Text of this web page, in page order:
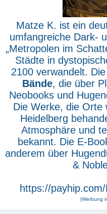
Matze K. ist ein
umfangreiche Dark-
„Metropolen im
Städte in
2100 verwandelt.
Bände, die über
Neobooks und
Die Werke, die Orte
Heidelberg
Atmosphäre und
bekannt. Die E-
anderem über
&
https://
(Werbung